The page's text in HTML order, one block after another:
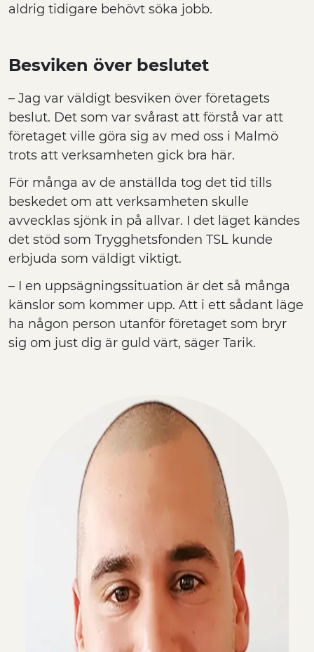
aldrig tidigare behövt söka jobb.
Besviken över beslutet
– Jag var väldigt besviken över företagets
beslut. Det som var svårast att förstå var att
företaget ville göra sig av med oss i Malmö
trots att verksamheten gick bra här.
För många av de anställda tog det tid tills
beskedet om att verksamheten skulle
avvecklas sjönk in på allvar. I det läget kändes
det stöd som Trygghetsfonden TSL kunde
erbjuda som väldigt viktigt.
– I en uppsägningssituation är det så många
känslor som kommer upp. Att i ett sådant läge
ha någon person utanför företaget som bryr
sig om just dig är guld värt, säger Tarik.